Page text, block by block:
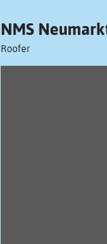
NMS
Roofer